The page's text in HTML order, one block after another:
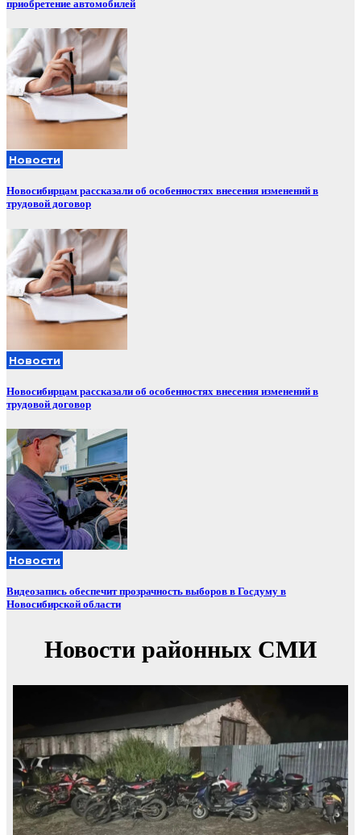
приобретение автомобилей
Новости
Новосибирцам рассказали об особенностях внесения изменений в
трудовой договор
Новости
Новосибирцам рассказали об особенностях внесения изменений в
трудовой договор
Новости
Видеозапись обеспечит прозрачность выборов в Госдуму в
Новосибирской области